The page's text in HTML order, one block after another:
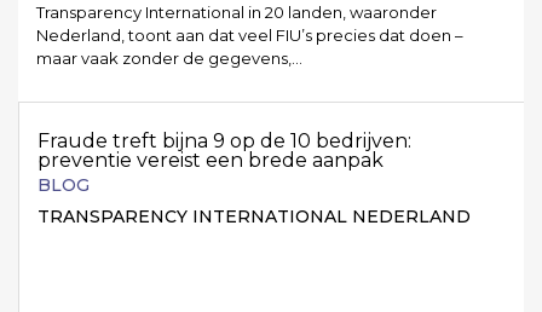
Transparency International in 20 landen, waaronder
Nederland, toont aan dat veel FIU’s precies dat doen –
maar vaak zonder de gegevens,…
Fraude treft bijna 9 op de 10 bedrijven:
preventie vereist een brede aanpak
BLOG
TRANSPARENCY INTERNATIONAL NEDERLAND